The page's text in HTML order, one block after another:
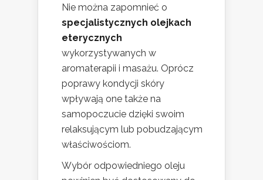
Nie można zapomnieć o
specjalistycznych olejkach
eterycznych
wykorzystywanych w
aromaterapii i masażu. Oprócz
poprawy kondycji skóry
wpływają one także na
samopoczucie dzięki swoim
relaksującym lub pobudzającym
właściwościom.
Wybór odpowiedniego oleju